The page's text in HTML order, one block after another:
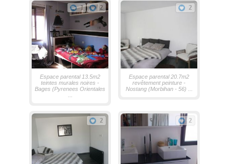
1 2
Espace parental 13.5m2
teintes murales noires -
Bages (Pyrenees Orientales
2
Espace parental 20.7m2
revêtement peinture -
Nostang (Morbihan - 56) ...
2 2